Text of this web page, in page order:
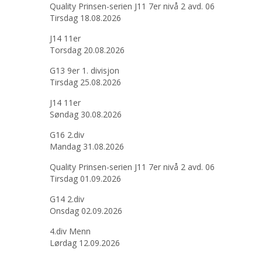
Quality Prinsen-serien J11 7er nivå 2 avd. 06
Tirsdag 18.08.2026
J14 11er
Torsdag 20.08.2026
G13 9er 1. divisjon
Tirsdag 25.08.2026
J14 11er
Søndag 30.08.2026
G16 2.div
Mandag 31.08.2026
Quality Prinsen-serien J11 7er nivå 2 avd. 06
Tirsdag 01.09.2026
G14 2.div
Onsdag 02.09.2026
4.div Menn
Lørdag 12.09.2026